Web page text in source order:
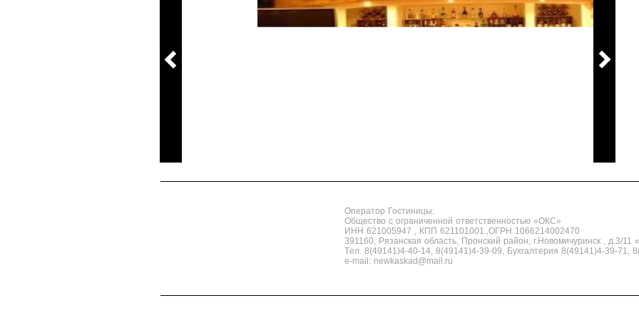
Оператор Гостиницы:
Общество с ограниченной ответственностью «ОКС»
ИНН 621005947 , КПП 621101001.,ОГРН 1066214002470
391160, Рязанская область, Пронский район, г.Новомичуринск , д.3/11
Tел. 8(49141)4-40-14, 8(49141)4-39-09, Бухгалтерия 8(49141)4-39-71,
e-mail: newkaskad@mail.ru